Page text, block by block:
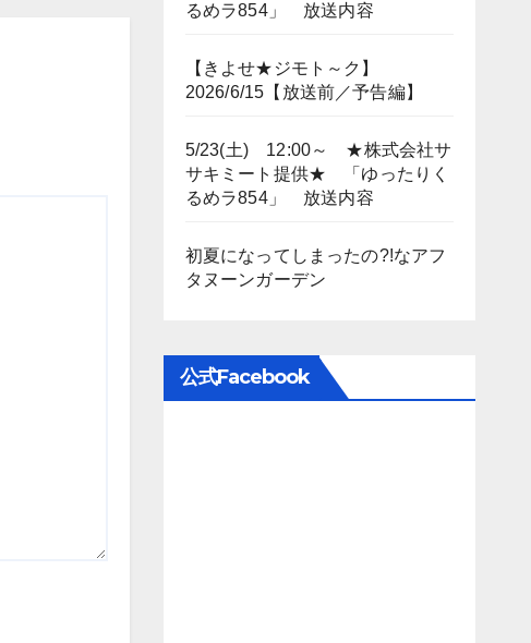
るめラ854」 放送内容
【きよせ★ジモト～ク】
2026/6/15【放送前／予告編】
5/23(土) 12:00～ ★株式会社サ
サキミート提供★ 「ゆったりく
るめラ854」 放送内容
初夏になってしまったの?!なアフ
タヌーンガーデン
公式Facebook